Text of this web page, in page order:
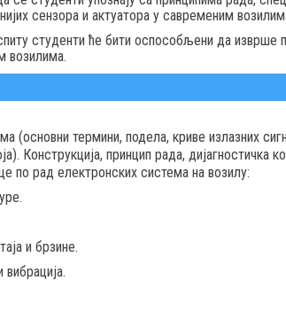
сензора и актуатора у савременим
студенти ће бити оспособљени да изврше
возилима.
(основни термини, подела, криве излазних
Конструкција, принцип рада,
по рад електронских система на возилу:
и брзине.